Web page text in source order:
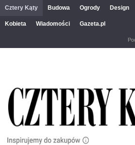
Cztery Kąty Budowa Ogrody Design
Kobieta Wiadomości Gazeta.pl